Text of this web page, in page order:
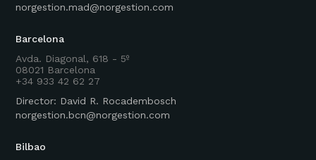
norgestion.mad@norgestion.com
Barcelona
Avda. Diagonal, 618 - 5º
08021 Barcelona
+34 933 42 62 27
Director: David R. Rocadembosch
norgestion.bcn@norgestion.com
Bilbao